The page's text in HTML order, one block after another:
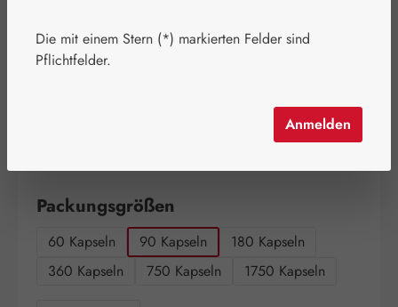
Regulärer Preis:
32,80 €
Inhalt:0.044 Kilogramm
Schnell zuschlagen! Es sind nur noch wenige Artikel
Packungsgrößen
60 Kapseln 90 Kapseln
180 Kapseln
360 Kapseln
750 Kapseln 1750 Kapseln
Die mit einem Stern (*) markierten Felder sind
Pflichtfelder.
Anmelden